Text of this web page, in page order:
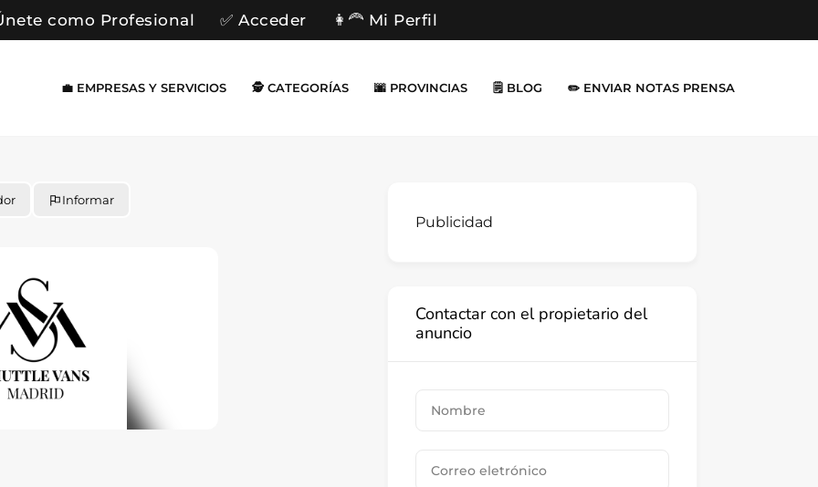
como Profesional ✅ Acceder 👩‍🦰 Mi Perfil
💼 EMPRESAS Y SERVICIOS 🕵️ CATEGORÍAS 🌆 PROVINCIAS 🗒️ BLOG ✏️ ENVIAR NOTAS PRENSA
Informar
Publicidad
Contactar con el propietario del
anuncio